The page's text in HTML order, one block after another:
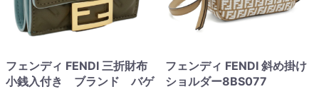
フェンディ FENDI 三折財布
小銭入付き ブランド バゲ
フェンディ FENDI 斜め掛け
ショルダー8BS077